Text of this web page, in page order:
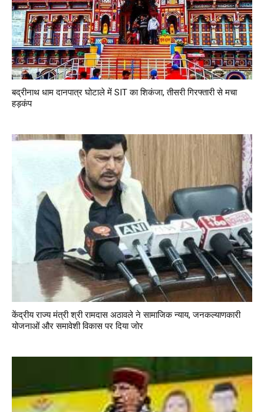
बद्रीनाथ धाम दानपात्र घोटाले में SIT का शिकंजा, तीसरी गिरफ्तारी से मचा
हड़कंप
केंद्रीय राज्य मंत्री श्री रामदास अठावले ने सामाजिक न्याय, जनकल्याणकारी
योजनाओं और समावेशी विकास पर दिया जोर